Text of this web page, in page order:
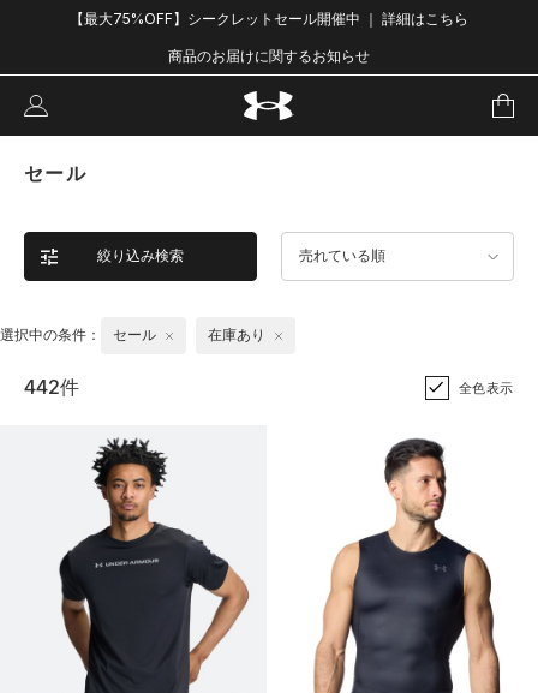
【最大75%OFF】シークレットセール開催中 ｜ 詳細はこちら
商品のお届けに関するお知らせ
セール
絞り込み検索 売れている順
選択中の条件： セール 在庫あり
442件 全色表示